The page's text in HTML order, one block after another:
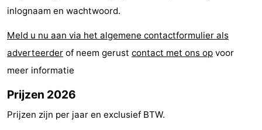
Rondvaarten
-
Speeltuinen
-
Binnenspeeltuinen
-
Bowlen
-
Minigolfbanen
Wellness
inlognaam en wachtwoord.
Meld u nu aan via het algemene contactformulier als
adverteerder of neem gerust contact met ons op voor
meer informatie
Prijzen 2026
Prijzen zijn per jaar en exclusief BTW.